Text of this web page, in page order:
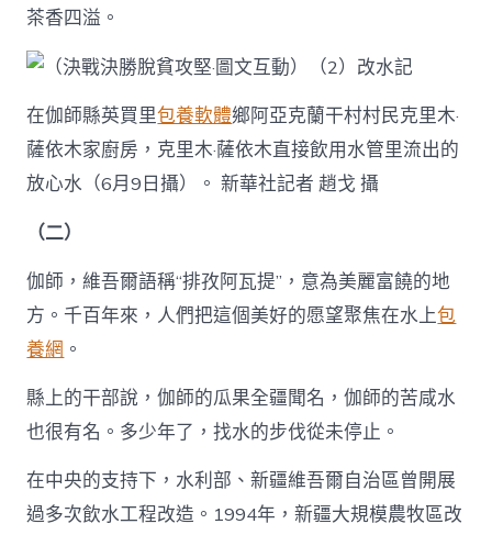
茶香四溢。
在伽師縣英買里包養軟體鄉阿亞克蘭干村村民克里木·
薩依木家廚房，克里木·薩依木直接飲用水管里流出的
放心水（6月9日攝）。 新華社記者 趙戈 攝
（二）
伽師，維吾爾語稱“排孜阿瓦提”，意為美麗富饒的地
方。千百年來，人們把這個美好的愿望聚焦在水上包
養網 。
縣上的干部說，伽師的瓜果全疆聞名，伽師的苦咸水
也很有名。多少年了，找水的步伐從未停止。
在中央的支持下，水利部、新疆維吾爾自治區曾開展
過多次飲水工程改造。1994年，新疆大規模農牧區改